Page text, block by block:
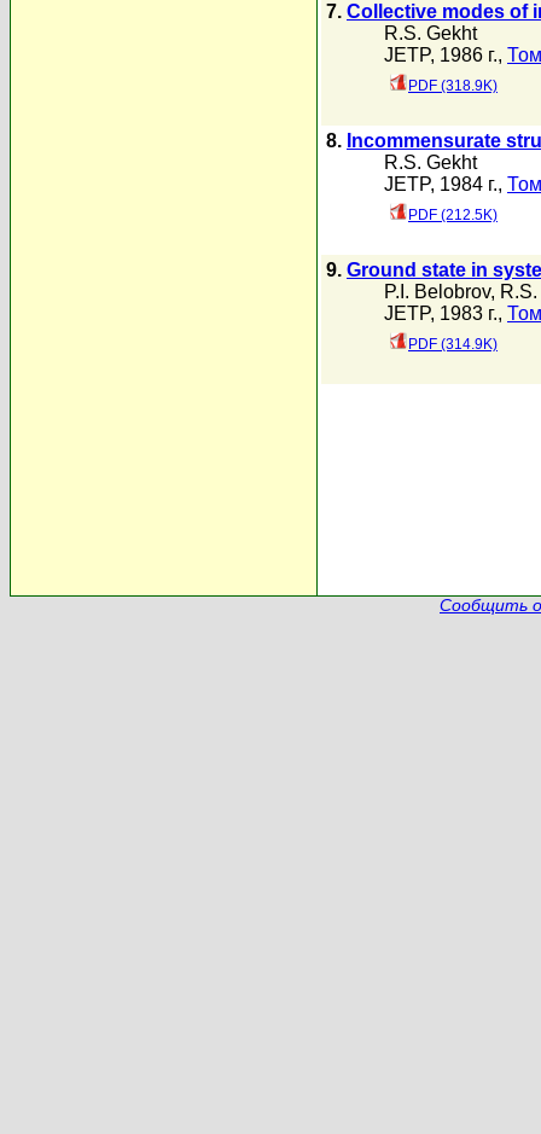
7. Collective modes of
R.S. Gekht
JETP, 1986 г.,
PDF (318.9K)
8. Incommensurate
R.S. Gekht
JETP, 1984 г.,
PDF (212.5K)
9. Ground state in
P.I. Belobrov,
JETP, 1983 г.,
PDF (314.9K)
Сообщить о